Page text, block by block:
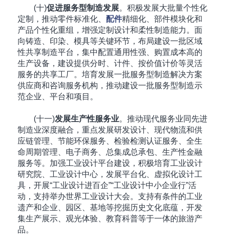
(十)促进服务型制造发展。积极发展大批量个性化
定制，推动零件标准化、 配件精细化、部件模块化和
产品个性化重组，增强定制设计和柔性制造能力。面
向铸造、印染、模具等关键环节，布局建设一批区域
性共享制造平台，集中配置通用性强、购置成本高的
生产设备，建设提供分时、计件、按价值计价等灵活
服务的共享工厂。培育发展一批服务型制造解决方案
供应商和咨询服务机构，推动建设一批服务型制造示
范企业、平台和项目。
(十一)发展生产性服务业。推动现代服务业同先进
制造业深度融合，重点发展研发设计、现代物流和供
应链管理、节能环保服务、检验检测认证服务、全生
命周期管理、电子商务、总集成总承包、生产性金融
服务等。加强工业设计平台建设，积极培育工业设计
研究院、工业设计中心，发展平台化、虚拟化设计工
具，开展“工业设计进百企”“工业设计中小企业行”活
动，支持举办世界工业设计大会。支持有条件的工业
遗产和企业、园区、基地等挖掘历史文化底蕴，开发
集生产展示、观光体验、教育科普等于一体的旅游产
品。